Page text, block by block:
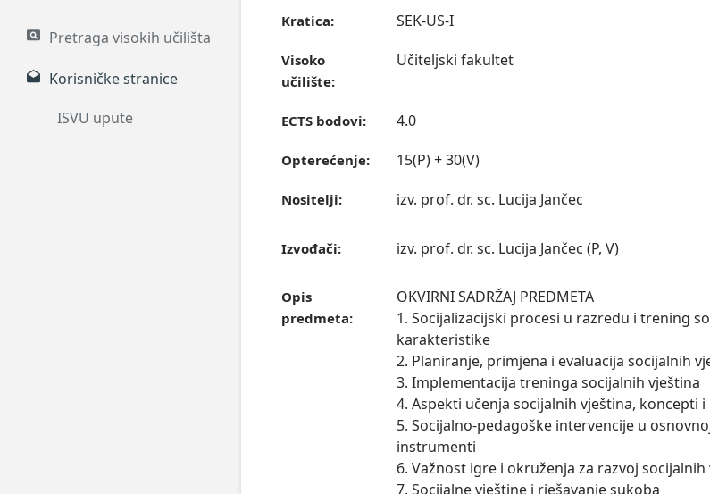
Pretraga visokih učilišta
Korisničke stranice
ISVU upute
Kratica: SEK-US-I
Visoko
učilište:
Učiteljski fakultet
ECTS bodovi: 4.0
Opterećenje: 15(P) + 30(V)
Nositelji: izv. prof. dr. sc. Lucija Jančec
Izvođači: izv. prof. dr. sc. Lucija Jančec (P, V)
Opis
predmeta:
OKVIRNI SADRŽAJ PREDMETA
1. Socijalizacijski procesi u razredu i trening
karakteristike
2. Planiranje, primjena i evaluacija socijalnih
3. Implementacija treninga socijalnih vještina
4. Aspekti učenja socijalnih vještina, koncepti
5. Socijalno-pedagoške intervencije u
instrumenti
6. Važnost igre i okruženja za razvoj socijalnih
7. Socijalne vještine i rješavanje sukoba